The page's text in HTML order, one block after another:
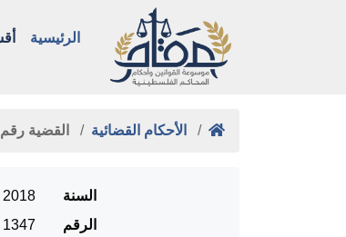
الرئيسية
الأحكام القضائية القضية رقم ‎1347‏/‎2018‏ المنعقدة …
السنة
2018
الرقم
1347